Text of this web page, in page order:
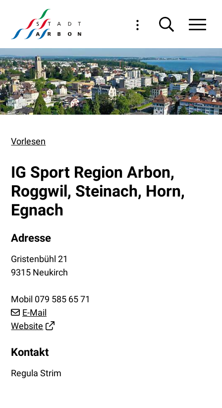
Navigieren in Arbon
Schnellnavigation
Vorlesen
IG Sport Region Arbon,
Roggwil, Steinach, Horn,
Egnach
Adresse
Gristenbühl 21
9315 Neukirch
Mobil 079 585 65 71
E-Mail
Website
Kontakt
Regula Strim